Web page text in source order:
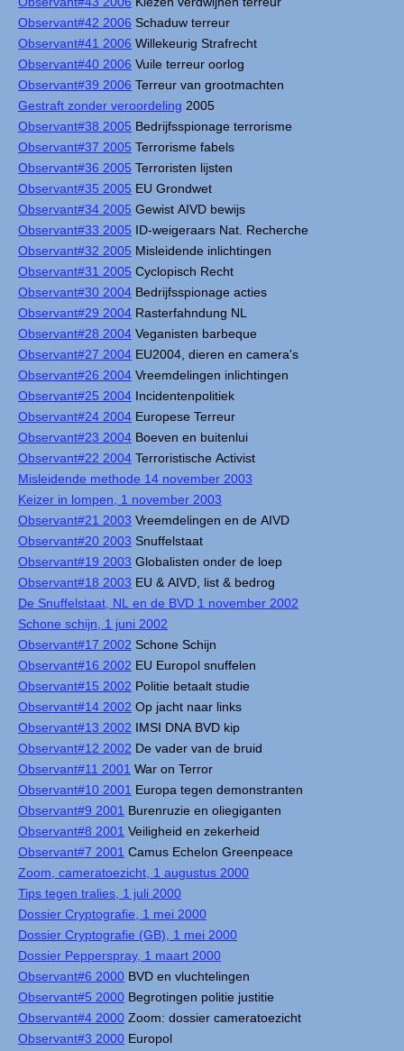
Observant#42 2006 Schaduw terreur
Observant#41 2006 Willekeurig Strafrecht
Observant#40 2006 Vuile terreur oorlog
Observant#39 2006 Terreur van grootmachten
Gestraft zonder veroordeling 2005
Observant#38 2005 Bedrijfsspionage terrorisme
Observant#37 2005 Terrorisme fabels
Observant#36 2005 Terroristen lijsten
Observant#35 2005 EU Grondwet
Observant#34 2005 Gewist AIVD bewijs
Observant#33 2005 ID-weigeraars Nat. Recherche
Observant#32 2005 Misleidende inlichtingen
Observant#31 2005 Cyclopisch Recht
Observant#30 2004 Bedrijfsspionage acties
Observant#29 2004 Rasterfahndung NL
Observant#28 2004 Veganisten barbeque
Observant#27 2004 EU2004, dieren en camera's
Observant#26 2004 Vreemdelingen inlichtingen
Observant#25 2004 Incidentenpolitiek
Observant#24 2004 Europese Terreur
Observant#23 2004 Boeven en buitenlui
Observant#22 2004 Terroristische Activist
Misleidende methode 14 november 2003
Keizer in lompen, 1 november 2003
Observant#21 2003 Vreemdelingen en de AIVD
Observant#20 2003 Snuffelstaat
Observant#19 2003 Globalisten onder de loep
Observant#18 2003 EU & AIVD, list & bedrog
De Snuffelstaat, NL en de BVD 1 november 2002
Schone schijn, 1 juni 2002
Observant#17 2002 Schone Schijn
Observant#16 2002 EU Europol snuffelen
Observant#15 2002 Politie betaalt studie
Observant#14 2002 Op jacht naar links
Observant#13 2002 IMSI DNA BVD kip
Observant#12 2002 De vader van de bruid
Observant#11 2001 War on Terror
Observant#10 2001 Europa tegen demonstranten
Observant#9 2001 Burenruzie en oliegiganten
Observant#8 2001 Veiligheid en zekerheid
Observant#7 2001 Camus Echelon Greenpeace
Zoom, cameratoezicht, 1 augustus 2000
Tips tegen tralies, 1 juli 2000
Dossier Cryptografie, 1 mei 2000
Dossier Cryptografie (GB), 1 mei 2000
Dossier Pepperspray, 1 maart 2000
Observant#6 2000 BVD en vluchtelingen
Observant#5 2000 Begrotingen politie justitie
Observant#4 2000 Zoom: dossier cameratoezicht
Observant#3 2000 Europol